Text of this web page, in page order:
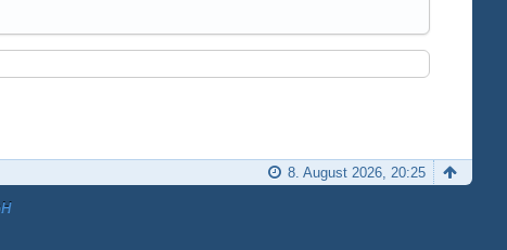
8. August 2026, 20:25